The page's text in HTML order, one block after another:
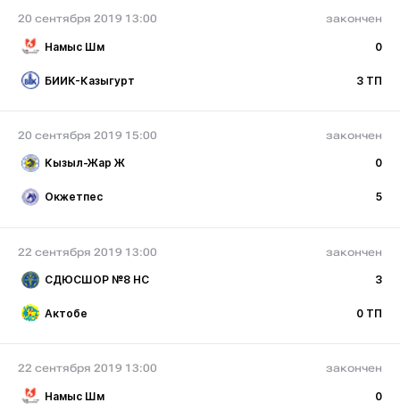
20 сентября 2019 13:00 закончен
Намыс Шм 0
БИИК-Казыгурт 3 ТП
20 сентября 2019 15:00 закончен
Кызыл-Жар Ж 0
Окжетпес 5
22 сентября 2019 13:00 закончен
СДЮСШОР №8 НС 3
Актобе 0 ТП
22 сентября 2019 13:00 закончен
Намыс Шм 0